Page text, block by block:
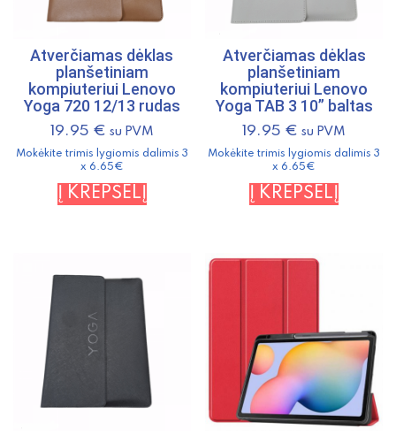
Atverčiamas dėklas
planšetiniam
kompiuteriui Lenovo
Yoga 720 12/13 rudas
19.95 € su PVM
Mokėkite trimis lygiomis dalimis 3
x 6.65€
Į KREPŠELĮ
Atverčiamas dėklas
planšetiniam
kompiuteriui Lenovo
Yoga TAB 3 10” baltas
19.95 € su PVM
Mokėkite trimis lygiomis dalimis 3
x 6.65€
Į KREPŠELĮ